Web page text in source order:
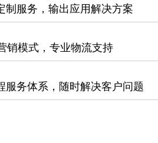
制服务，输出应用解决方案
销模式，专业物流支持
服务体系，随时解决客户问题